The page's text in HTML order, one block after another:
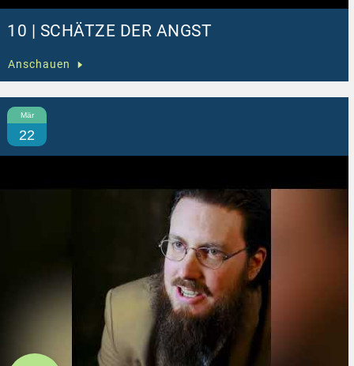
10 | SCHÄTZE DER ANGST
Anschauen
Mär
22